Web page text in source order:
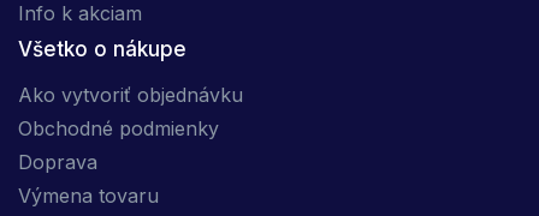
Info k akciam
Všetko o nákupe
Ako vytvoriť objednávku
Obchodné podmienky
Doprava
Výmena tovaru